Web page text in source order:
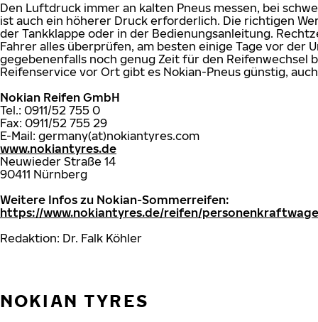
Den Luftdruck immer an kalten Pneus messen, bei
ist auch ein höherer Druck erforderlich. Die richtigen
der Tankklappe oder in der Bedienungsanleitung.
Fahrer alles überprüfen, am besten einige Tage vor der
gegebenenfalls noch genug Zeit für den Reifenwechsel
Reifenservice vor Ort gibt es Nokian-Pneus günstig,
Nokian Reifen GmbH
Tel.: 0911/52 755 0
Fax: 0911/52 755 29
E-Mail: germany(at)nokiantyres.com
www.nokiantyres.de
Neuwieder Straße 14
90411 Nürnberg
Weitere Infos zu Nokian-Sommerreifen:
https://www.nokiantyres.de/reifen/
Redaktion: Dr. Falk Köhler
NOKIAN TYRES